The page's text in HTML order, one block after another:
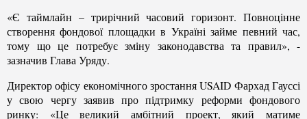
«Є таймлайн – трирічний часовий горизонт. Повноцінне
створення фондової площадки в Україні займе певний час,
тому що це потребує зміну законодавства та правил», -
зазначив Глава Уряду.
Директор офісу економічного зростання USAID Фархад Гауссі
у свою чергу заявив про підтримку реформи фондового
ринку: «Це великий амбітний проект, який матиме